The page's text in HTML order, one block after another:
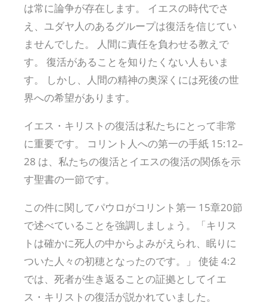
は常に論争が存在します。 イエスの時代でさ
え、ユダヤ人のあるグループは復活を信じてい
ませんでした。 人間に責任を負わせる教えで
す。 復活があることを知りたくない人もいま
す。 しかし、人間の精神の奥深くには死後の世
界への希望があります。
イエス・キリストの復活は私たちにとって非常
に重要です。 コリント人への第一の手紙 15:12–
28 は、私たちの復活とイエスの復活の関係を示
す聖書の一節です。
この件に関してパウロがコリント第一 15章20節
で述べていることを強調しましょう。「キリス
トは確かに死人の中からよみがえられ、眠りに
ついた人々の初穂となったのです。」 使徒 4:2
では、死者が生き返ることの証拠としてイエ
ス・キリストの復活が説かれていました。